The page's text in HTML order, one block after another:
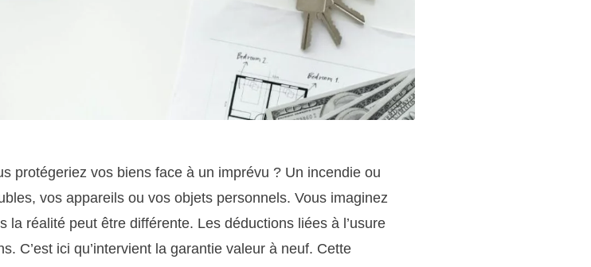
protégeriez vos biens face à un imprévu ? Un incendie ou
vos appareils ou vos objets personnels. Vous imaginez
réalité peut être différente. Les déductions liées à l’usure
C’est ici qu’intervient la garantie valeur à neuf. Cette